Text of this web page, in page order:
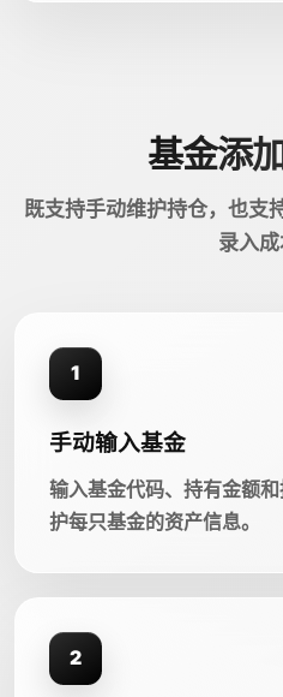
基金添
既支持手动维护持仓，也支
录入成
1
手动输入基金
输入基金代码、持有金额
护每只基金的资产信息。
2